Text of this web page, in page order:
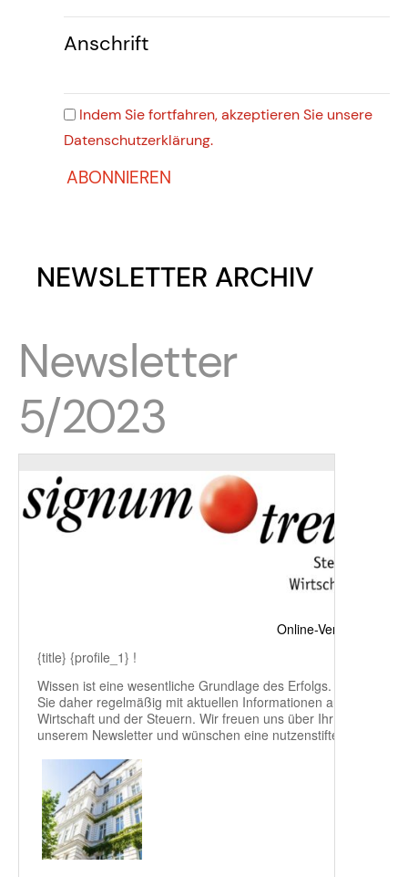
Anschrift
Indem Sie fortfahren, akzeptieren Sie unsere
Datenschutzerklärung.
NEWSLETTER ARCHIV
Newsletter
5/2023